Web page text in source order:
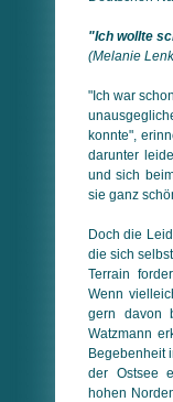
"Ich wollte
(Melanie
"Ich war
konnte",
darunter
und sich
sie ganz
Doch die
die sich
Terrain
Wenn
gern davon
Watzmann
Begebenheit
der Ostsee
hohen